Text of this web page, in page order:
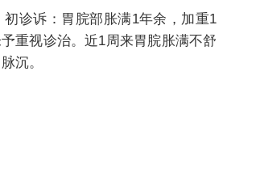
诊诉：胃脘部胀满1年余，加重1
重视诊治。近1周来胃脘胀满不舒
沉。